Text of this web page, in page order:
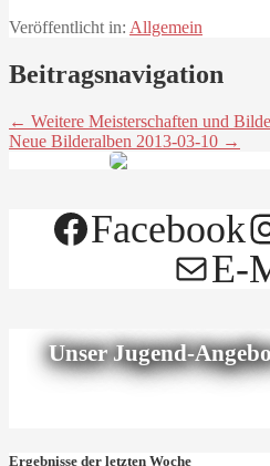
Veröffentlicht in: Allgemein
Beitragsnavigation
← Weitere Meisterschaften und
Neue Bilderalben 2013-03-10 →
Facebook
E-
Unser Jugend-
Ergebnisse der letzten Woche